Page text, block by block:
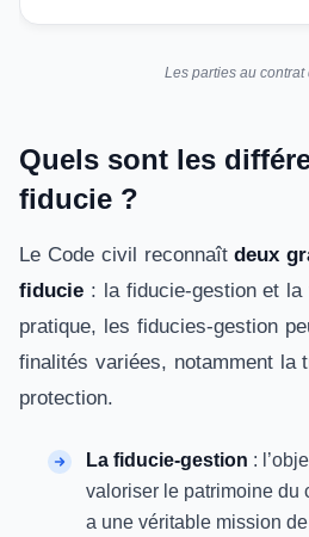
Les parties au contrat
Quels sont les
fiducie ?
Le Code civil reconnaîtdeux
fiducie : la fiducie-gestion et
pratique, les fiducies-gestion
finalités variées, notamment la
protection.
La fiducie-gestion :
valoriser le patrimoine du
a une véritable mission